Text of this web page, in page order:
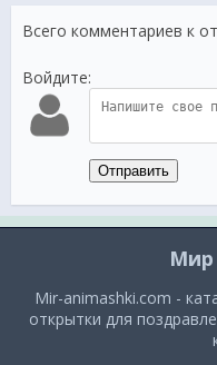
Всего комментариев к
Войдите:
Отправить
Mir-animashki.com -
открытки для